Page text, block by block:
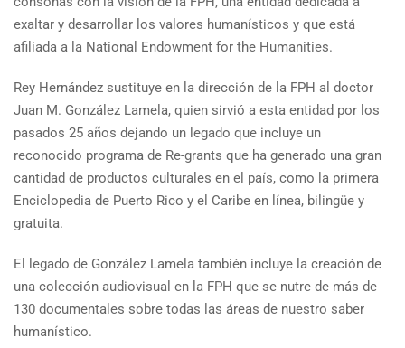
exaltar y desarrollar los valores humanísticos y que está
afiliada a la National Endowment for the Humanities.
Rey Hernández sustituye en la dirección de la FPH al doctor
Juan M. González Lamela, quien sirvió a esta entidad por los
pasados 25 años dejando un legado que incluye un
reconocido programa de Re-grants que ha generado una gran
cantidad de productos culturales en el país, como la primera
Enciclopedia de Puerto Rico y el Caribe en línea, bilingüe y
gratuita.
El legado de González Lamela también incluye la creación de
una colección audiovisual en la FPH que se nutre de más de
130 documentales sobre todas las áreas de nuestro saber
humanístico.